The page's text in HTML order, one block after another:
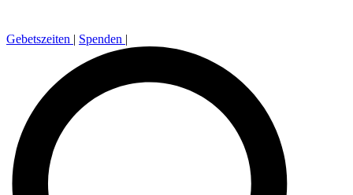
Gebetszeiten | Spenden |